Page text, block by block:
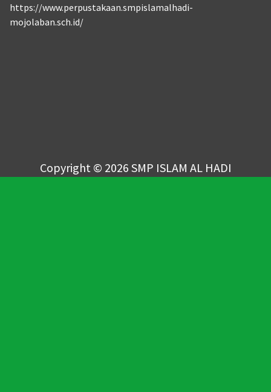
https://www.perpustakaan.smpislamalhadi-
mojolaban.sch.id/
Copyright © 2026 SMP ISLAM AL HADI